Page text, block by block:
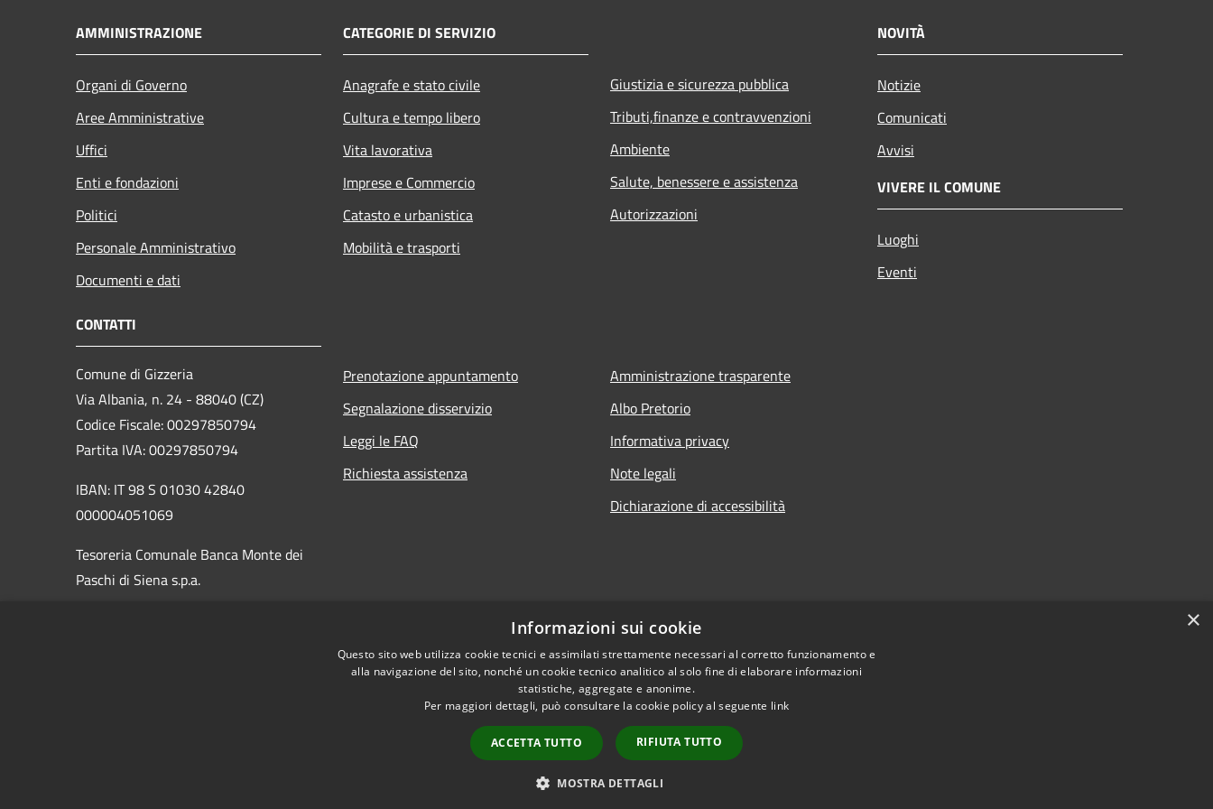
AMMINISTRAZIONE
Organi di Governo
Aree Amministrative
Uffici
Enti e fondazioni
Politici
Personale Amministrativo
Documenti e dati
CATEGORIE DI SERVIZIO
Anagrafe e stato civile
Cultura e tempo libero
Vita lavorativa
Imprese e Commercio
Catasto e urbanistica
Mobilità e trasporti
Giustizia e sicurezza pubblica
Tributi,finanze e contravvenzioni
Ambiente
Salute, benessere e assistenza
Autorizzazioni
NOVITÀ
Notizie
Comunicati
Avvisi
VIVERE IL COMUNE
Luoghi
Eventi
CONTATTI
Comune di Gizzeria
Via Albania, n. 24 - 88040 (CZ)
Codice Fiscale: 00297850794
Partita IVA: 00297850794
IBAN: IT 98 S 01030 42840
000004051069
Tesoreria Comunale Banca Monte dei
Paschi di Siena s.p.a.
Prenotazione appuntamento
Segnalazione disservizio
Leggi le FAQ
Richiesta assistenza
Amministrazione trasparente
Albo Pretorio
Informativa privacy
Note legali
Dichiarazione di accessibilità
Copyright © 2026 • Comune di Gizzeria • Powered by
×
Informazioni sui cookie
Questo sito web utilizza cookie tecnici e assimilati strettamente necessari al corretto funzionamento e
alla navigazione del sito, nonché un cookie tecnico analitico al solo fine di elaborare informazioni
statistiche, aggregate e anonime.
Per maggiori dettagli, può consultare la cookie policy al seguente link
ACCETTA TUTTO RIFIUTA TUTTO
MOSTRA DETTAGLI